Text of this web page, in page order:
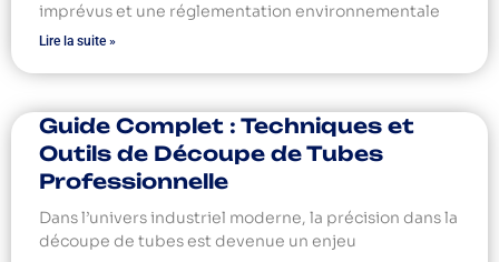
imprévus et une réglementation environnementale
Lire la suite »
Guide Complet : Techniques et
Outils de Découpe de Tubes
Professionnelle
Dans l’univers industriel moderne, la précision dans la
découpe de tubes est devenue un enjeu